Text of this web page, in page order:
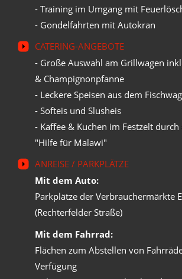
- Training im Umgang mit
- Gondelfahrten mit Autokran
CATERING-ANGEBOTE
- Große Auswahl am Grillwagen
& Champignonpfanne
- Leckere Speisen aus dem
- Softeis und Slusheis
- Kaffee & Kuchen im Festzelt durch
"Hilfe für Malawi"
ANREISE / PARKPLÄTZE
Mit dem Auto:
Parkplätze der Verbrauchermärkte
(Rechterfelder Straße)
Mit dem Fahrrad:
Flächen zum Abstellen von
Verfügung